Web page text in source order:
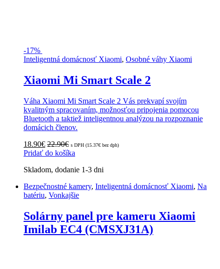
-17%
Inteligentná domácnosť Xiaomi, Osobné váhy Xiaomi
Xiaomi Mi Smart Scale 2
Váha Xiaomi Mi Smart Scale 2 Vás prekvapí svojím
kvalitným spracovaním, možnosťou pripojenia pomocou
Bluetooth a taktiež inteligentnou analýzou na rozpoznanie
domácich členov.
18.90€ 22.90€ s DPH (15.37€ bez dph)
Pridať do košíka
Skladom, dodanie 1-3 dni
Bezpečnostné kamery, Inteligentná domácnosť Xiaomi, Na
batériu, Vonkajšie
Solárny panel pre kameru Xiaomi
Imilab EC4 (CMSXJ31A)